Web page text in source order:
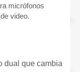
micrófonos
video.
dual que cambia